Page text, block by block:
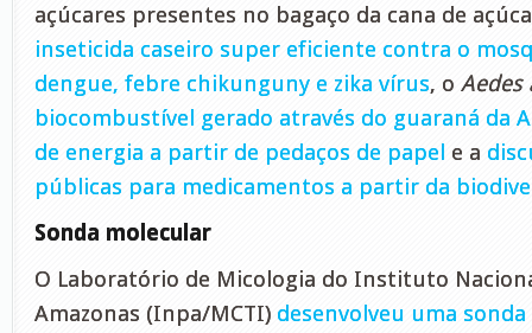
açúcares presentes no bagaço da cana de
inseticida caseiro super eficiente contra o
dengue, febre chikunguny e zika vírus, o Aedes
biocombustível gerado através do guaraná da
de energia a partir de pedaços de papel e a
públicas para medicamentos a partir da
Sonda molecular
O Laboratório de Micologia do Instituto
Amazonas (Inpa/MCTI) desenvolveu uma